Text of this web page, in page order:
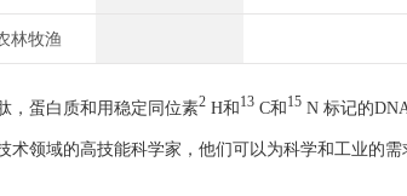
林牧渔
，蛋白质和用稳定同位素2 H和13 C和15 N 标记的DNA
术领域的高技能科学家，他们可以为科学和工业的